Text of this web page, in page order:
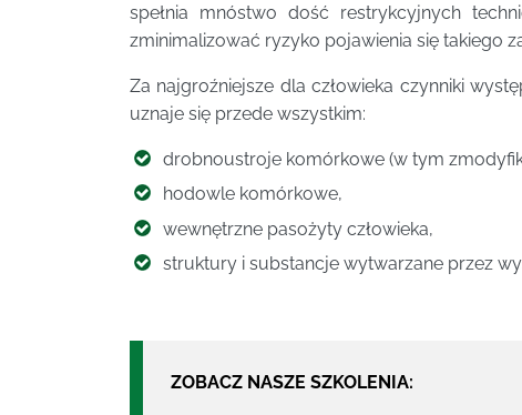
spełnia mnóstwo dość restrykcyjnych
zminimalizować ryzyko pojawienia się takiego
Za najgroźniejsze dla człowieka czynniki
uznaje się przede wszystkim:
drobnoustroje komórkowe (w tym
hodowle komórkowe,
wewnętrzne pasożyty człowieka,
struktury i substancje wytwarzane przez
ZOBACZ NASZE SZKOLENIA: